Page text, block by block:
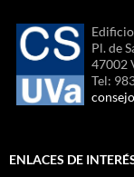
Pl. de
47002
Tel:
ENLACES DE